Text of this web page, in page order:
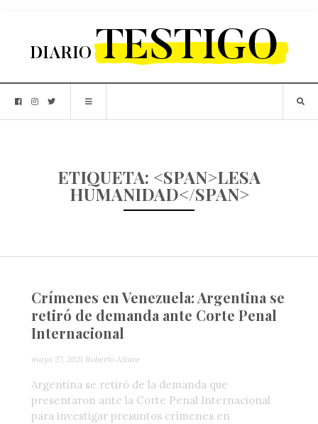
ETIQUETA: <SPAN>LESA
HUMANIDAD</SPAN>
Crímenes en Venezuela: Argentina se
retiró de demanda ante Corte Penal
Internacional
mayo 27, 2021 Roberto Altuve
Argentina se retiró de la demanda que
presentaron ante la Corte Penal Internacional
para investigar presuntos crímenes en